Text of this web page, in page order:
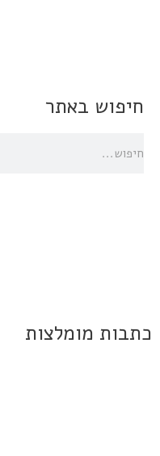
חיפוש באתר
כתבות מומלצות